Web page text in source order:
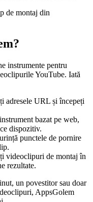
de montaj din
instrumente pentru
YouTube. Iată
adresele URL și începeți
bazat pe web,
dispozitiv.
punctele de pornire
videoclipuri de montaj în
rezultate.
un povestitor sau doar
AppsGolem